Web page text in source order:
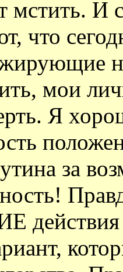
мстить. И
что
мои
Я
за
действия